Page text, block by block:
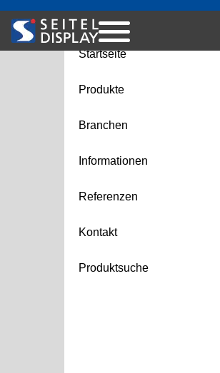
Startseite
Produkte
Branchen
Informationen
Referenzen
Kontakt
Produktsuche